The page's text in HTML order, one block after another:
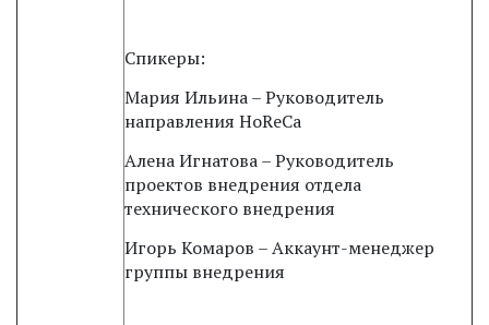
Спикеры:
Мария Ильина – Руководитель
направления HoReCa
Алена Игнатова – Руководитель
проектов внедрения отдела
технического внедрения
Игорь Комаров – Аккаунт-менеджер
группы внедрения